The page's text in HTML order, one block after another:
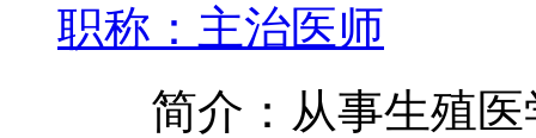
职称：主治医师
简介：从事生殖医